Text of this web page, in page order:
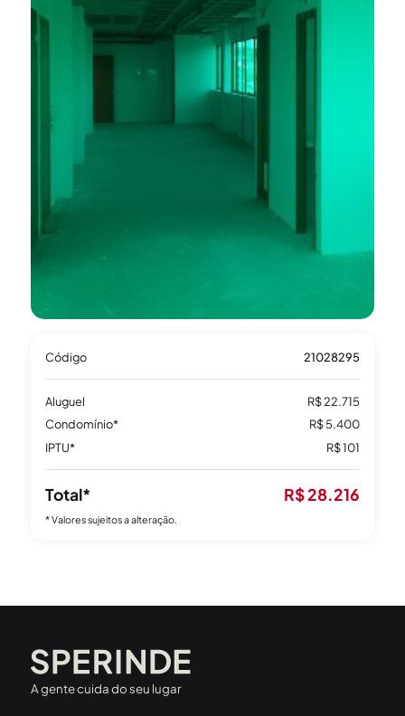
Código 21028295
Aluguel
R$ 22.715
Condomínio*
R$ 5.400
IPTU*
R$ 101
Total* R$ 28.216
* Valores sujeitos a alteração.
A gente cuida do seu lugar